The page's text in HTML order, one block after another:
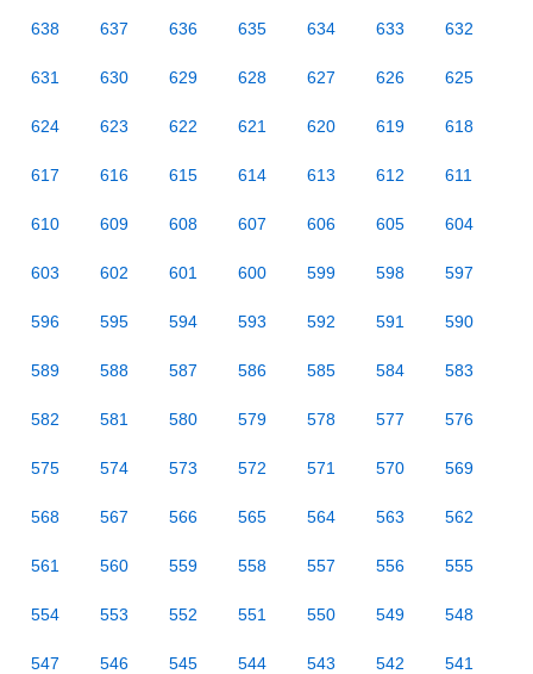
638 637 636 635 634 633 632
631 630 629 628 627 626 625
624 623 622 621 620 619 618
617 616 615 614 613 612 611
610 609 608 607 606 605 604
603 602 601 600 599 598 597
596 595 594 593 592 591 590
589 588 587 586 585 584 583
582 581 580 579 578 577 576
575 574 573 572 571 570 569
568 567 566 565 564 563 562
561 560 559 558 557 556 555
554 553 552 551 550 549 548
547 546 545 544 543 542 541